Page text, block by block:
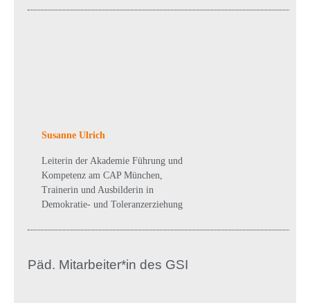
Susanne Ulrich
Leiterin der Akademie Führung und
Kompetenz am CAP München,
Trainerin und Ausbilderin in
Demokratie- und Toleranzerziehung
Päd. Mitarbeiter*in des GSI